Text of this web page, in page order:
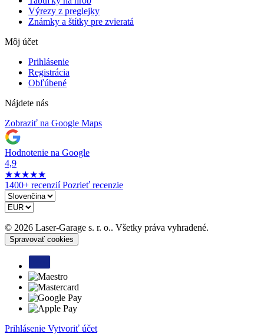
Výrezy z preglejky
Známky a štítky pre zvieratá
Môj účet
Prihlásenie
Registrácia
Obľúbené
Nájdete nás
Zobraziť na Google Maps
Hodnotenie na Google
4,9
★★★★★
1400+ recenzií Pozrieť recenzie
© 2026 Laser-Garage s. r. o.. Všetky práva vyhradené.
Spravovať cookies
Prihlásenie Vytvoriť účet